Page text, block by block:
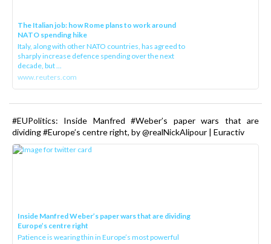
The Italian job: how Rome plans to work around
NATO spending hike
Italy, along with other NATO countries, has agreed to
sharply increase defence spending over the next
decade, but ...
www.reuters.com
#EUPolitics: Inside Manfred #Weber’s paper wars that are
dividing #Europe’s centre right, by @realNickAlipour | Euractiv
Inside Manfred Weber’s paper wars that are dividing
Europe’s centre right
Patience is wearing thin in Europe’s most powerful